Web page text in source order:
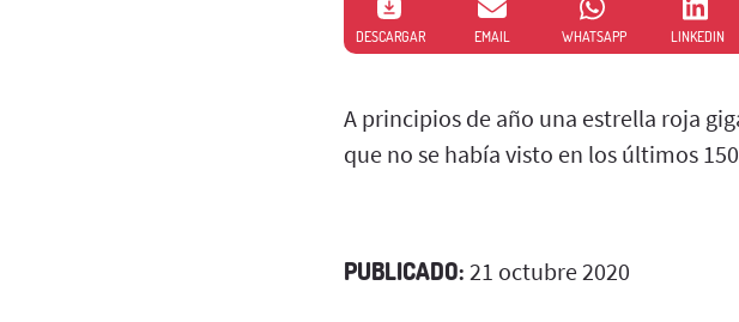
DESCARGAR EMAIL WHATSAPP LINKEDIN
A principios de año una estrella roja
que no se había visto en los últimos
PUBLICADO: 21 octubre 2020